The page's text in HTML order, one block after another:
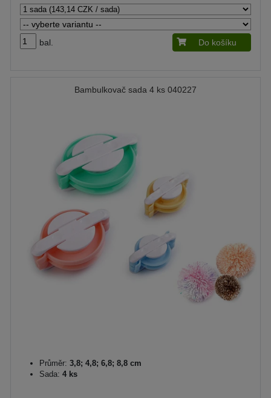
bal. Do košíku
Bambulkovač sada 4 ks 040227
Průměr: 3,8; 4,8; 6,8; 8,8 cm
Sada: 4 ks